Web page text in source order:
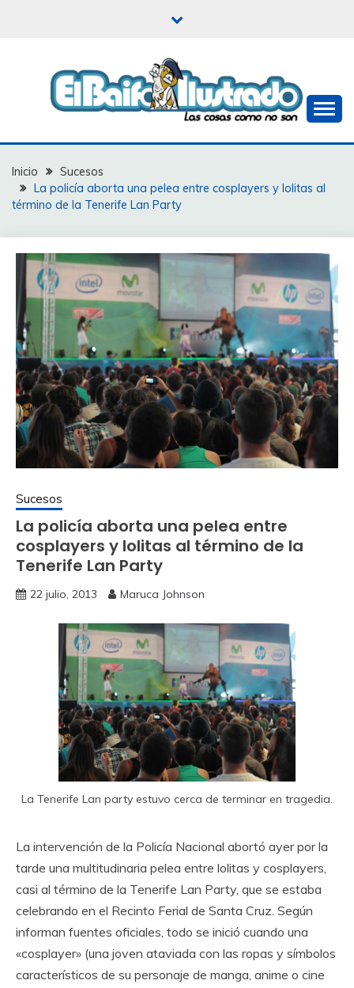
EL BAIFO ILUSTRADO
Inicio
Sucesos
La policía aborta una pelea entre cosplayers y lolitas al
término de la Tenerife Lan Party
Sucesos
La policía aborta una pelea entre
cosplayers y lolitas al término de la
Tenerife Lan Party
22 julio, 2013 Maruca Johnson
La Tenerife Lan party estuvo cerca de terminar en tragedia.
La intervención de la Policía Nacional abortó ayer por la
tarde una multitudinaria pelea entre lolitas y cosplayers,
casi al término de la Tenerife Lan Party, que se estaba
celebrando en el Recinto Ferial de Santa Cruz. Según
informan fuentes oficiales, todo se inició cuando una
«cosplayer» (una joven ataviada con las ropas y símbolos
característicos de su personaje de manga, anime o cine